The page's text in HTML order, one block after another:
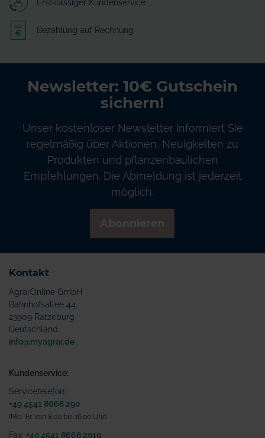
Erstklassiger Kundenservice
Bezahlung auf Rechnung
Newsletter: 10€ Gutschein
sichern!
Unser kostenloser Newsletter informiert Sie
regelmäßig über Aktionen, Neuigkeiten zu
Produkten und pflanzenbaulichen
Empfehlungen. Die Abmeldung ist jederzeit
möglich.
Kontakt
AgrarOnline GmbH
Bahnhofsallee 44
23909 Ratzeburg
Deutschland
info@myagrar.de
Kundenservice:
Servicetelefon:
+49 4541 8668 290
(Mo.-Fr. von 8.00 bis 16.00 Uhr)
Fax: +49 4541 8668 2919